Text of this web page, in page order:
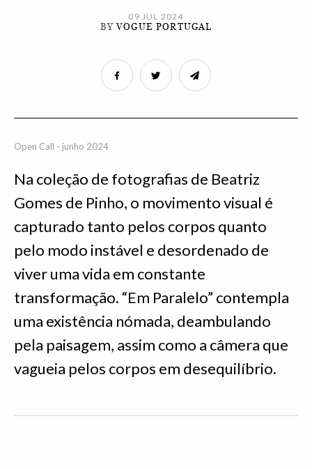
09 JUL 2024
BYVOGUE PORTUGAL
Open Call - junho 2024
Na coleção de fotografias de Beatriz
Gomes de Pinho, o movimento visual é
capturado tanto pelos corpos quanto
pelo modo instável e desordenado de
viver uma vida em constante
transformação. “Em Paralelo” contempla
uma existência nómada, deambulando
pela paisagem, assim como a câmera que
vagueia pelos corpos em desequilíbrio.